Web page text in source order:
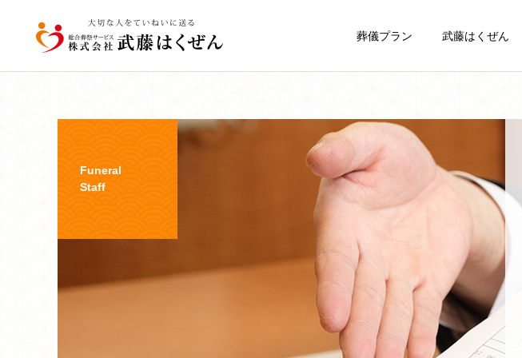
葬儀プラン 武藤はくぜん
一日葬
会員制度 まごころク
ラブ
【稚内の葬儀】日程はどう
説｜葬儀なんでも相談所
スケジュール｜初めての方
でも安心｜稚内の葬儀社が
葬儀豆知識
お葬式の費用の内訳と相
場・事前相談のすすめ｜稚
内の葬儀社がわかりやすく
解説
Funeral
Staff